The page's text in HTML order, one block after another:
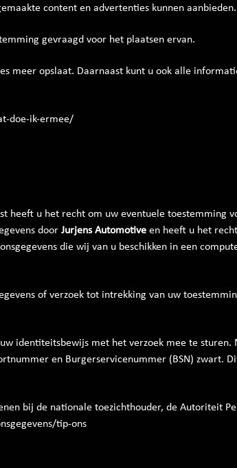
content en advertenties kunnen aanbieden.
gevraagd voor het plaatsen ervan.
meer opslaat. Daarnaast kunt u ook alle
doe-ik-ermee/
heeft u het recht om uw eventuele toestemming
door Jurjens Automotiveen heeft u het
die wij van u beschikken in een
of verzoek tot intrekking van uw
identiteitsbewijs met het verzoek mee te sturen.
en Burgerservicenummer (BSN) zwart.
bij de nationale toezichthouder, de Autoriteit
tip-ons